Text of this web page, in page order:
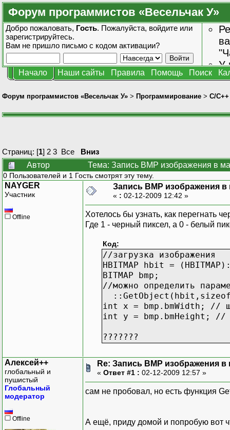
Форум программистов «Весельчак У»
Добро пожаловать, Гость. Пожалуйста, войдите или
зарегистрируйтесь.
Вам не пришло письмо с кодом активации?
У
Начало Наши сайты Правила Помощь Поиск
Форум программистов «Весельчак У» > Программирование > C/C++
Страниц: [1] 2 3 Все
Вниз
Автор
Тема: Запись BMP изображения в
0 Пользователей и 1 Гость смотрят эту тему.
NAYGER
Участник
Offline
Запись BMP изображения в
« : 02-12-2009 12:42 »
Хотелось бы узнать, как перегнать
Где 1 - черный пиксел, а 0 - белый
Код:
//загрузка изображения
HBITMAP hbit =
BITMAP bmp;
//можно определить
int x = bmp.bmWidth; //
int y = bmp.bmHeight; //
???????
Алексей++
глобальный и
пушистый
Глобальный
модератор
Offline
Re: Запись BMP изображения в
« Ответ #1 : 02-12-2009 12:57 »
сам не пробовал, но есть функция
А ещё, приду домой и попробую вот